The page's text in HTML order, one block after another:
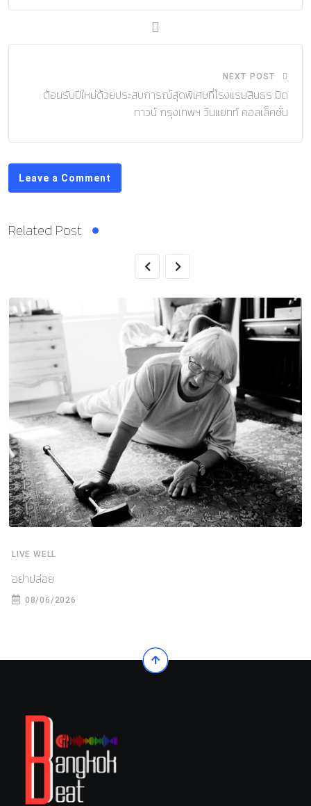
NEXT POST
ต้อนรับปีใหม่ด้วยประสบการณ์สุดพิเศษที่โรงแรมสินธร มิด
ทาวน์ กรุงเทพฯ วีนแยทท์ คอลเล็คชั่น
Leave a Comment
Related Post
LIVE WELL
อย่าปล่อย
08/06/2026